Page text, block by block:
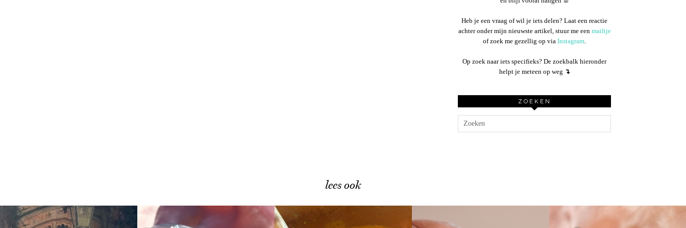
Heb je een vraag of wil je iets delen? Laat een reactie
achter onder mijn nieuwste artikel, stuur me een mailtje
of zoek me gezellig op via Instagram.
Op zoek naar iets specifieks? De zoekbalk hieronder
helpt je meteen op weg ↴
ZOEKEN
lees ook